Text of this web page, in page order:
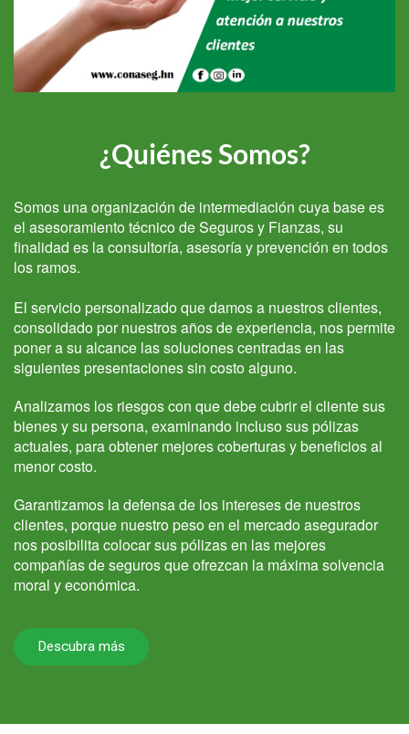
¿Quiénes Somos?
Somos una organización de intermediación cuya base es
el asesoramiento técnico de Seguros y Fianzas, su
finalidad es la consultoría, asesoría y prevención en todos
los ramos.
El servicio personalizado que damos a nuestros clientes,
consolidado por nuestros años de experiencia, nos permite
poner a su alcance las soluciones centradas en las
siguientes presentaciones sin costo alguno.
Analizamos los riesgos con que debe cubrir el cliente sus
bienes y su persona, examinando incluso sus pólizas
actuales, para obtener mejores coberturas y beneficios al
menor costo.
Garantizamos la defensa de los intereses de nuestros
clientes, porque nuestro peso en el mercado asegurador
nos posibilita colocar sus pólizas en las mejores
compañías de seguros que ofrezcan la máxima solvencia
moral y económica.
Descubra más